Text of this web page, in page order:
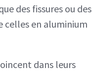
des fissures ou des
celles en aluminium
dans leurs